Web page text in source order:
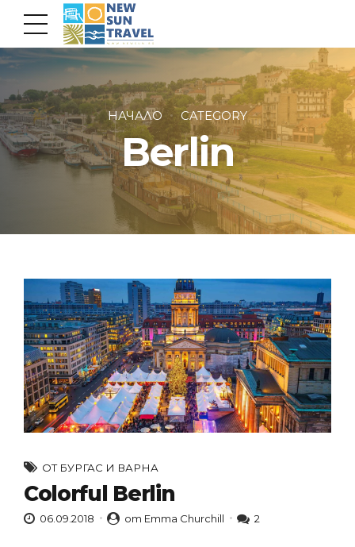
НАЧАЛО CATEGORY
Berlin
ОТ БУРГАС И ВАРНА
Colorful Berlin
06.09.2018 от Emma Churchill 2